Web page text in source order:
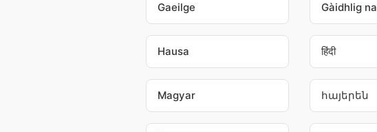
Gaeilge Gàidhlig
Hausa हिंदी
Magyar հայերեն